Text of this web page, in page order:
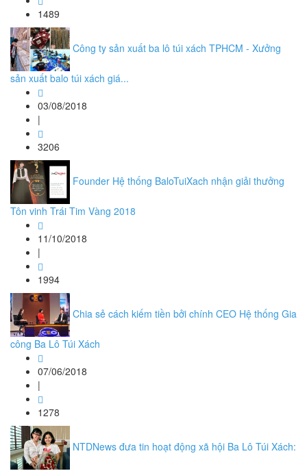
1489
Công ty sản xuất ba lô túi xách TPHCM - Xưởng
sản xuất balo túi xách giá...
03/08/2018
|
3206
Founder Hệ thống BaloTuiXach nhận giải thưởng
Tôn vinh Trái Tim Vàng 2018
11/10/2018
|
1994
Chia sẻ cách kiếm tiền bởi chính CEO Hệ thống Gia
công Ba Lô Túi Xách
07/06/2018
|
1278
NTDNews đưa tin hoạt động xã hội Ba Lô Túi Xách: